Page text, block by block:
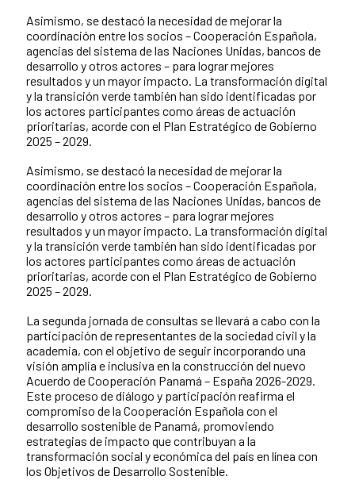
Asimismo, se destacó la necesidad de mejorar la
coordinación entre los socios – Cooperación Española,
agencias del sistema de las Naciones Unidas, bancos de
desarrollo y otros actores – para lograr mejores
resultados y un mayor impacto. La transformación digital
y la transición verde también han sido identificadas por
los actores participantes como áreas de actuación
prioritarias, acorde con el Plan Estratégico de Gobierno
2025 – 2029.
Asimismo, se destacó la necesidad de mejorar la
coordinación entre los socios – Cooperación Española,
agencias del sistema de las Naciones Unidas, bancos de
desarrollo y otros actores – para lograr mejores
resultados y un mayor impacto. La transformación digital
y la transición verde también han sido identificadas por
los actores participantes como áreas de actuación
prioritarias, acorde con el Plan Estratégico de Gobierno
2025 – 2029.
La segunda jornada de consultas se llevará a cabo con la
participación de representantes de la sociedad civil y la
academia, con el objetivo de seguir incorporando una
visión amplia e inclusiva en la construcción del nuevo
Acuerdo de Cooperación Panamá – España 2026-2029.
Este proceso de diálogo y participación reafirma el
compromiso de la Cooperación Española con el
desarrollo sostenible de Panamá, promoviendo
estrategias de impacto que contribuyan a la
transformación social y económica del país en línea con
los Objetivos de Desarrollo Sostenible.